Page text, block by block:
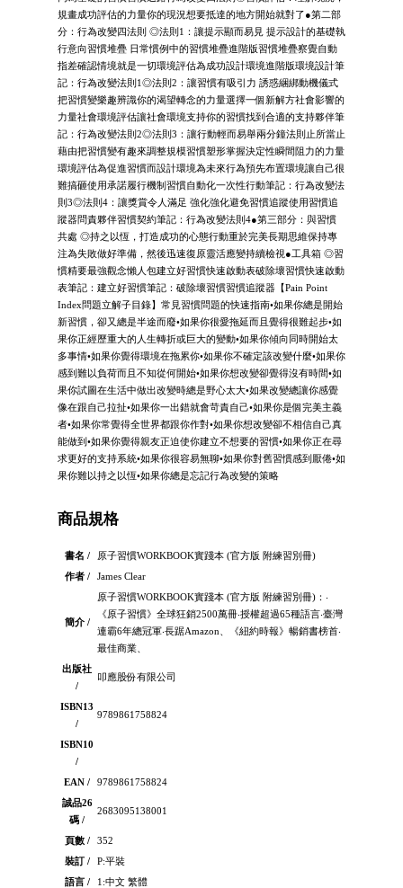
規畫成功評估的力量你的現況想要抵達的地方開始就對了●第二部
分：行為改變四法則 ◎法則1：讓提示顯而易見 提示設計的基礎執
行意向習慣堆疊 日常慣例中的習慣堆疊進階版習慣堆疊察覺自動
指差確認情境就是一切環境評估為成功設計環境進階版環境設計筆
記：行為改變法則1◎法則2：讓習慣有吸引力 誘惑綑綁動機儀式
把習慣變樂趣辨識你的渴望轉念的力量選擇一個新解方社會影響的
力量社會環境評估讓社會環境支持你的習慣找到合適的支持夥伴筆
記：行為改變法則2◎法則3：讓行動輕而易舉兩分鐘法則止所當止
藉由把習慣變有趣來調整規模習慣塑形掌握決定性瞬間阻力的力量
環境評估為促進習慣而設計環境為未來行為預先布置環境讓自己很
難搞砸使用承諾履行機制習慣自動化一次性行動筆記：行為改變法
則3◎法則4：讓獎賞令人滿足 強化強化避免習慣追蹤使用習慣追
蹤器問責夥伴習慣契約筆記：行為改變法則4●第三部分：與習慣
共處 ◎持之以恆，打造成功的心態行動重於完美長期思維保持專
注為失敗做好準備，然後迅速復原靈活應變持續檢視●工具箱 ◎習
慣精要最強觀念懶人包建立好習慣快速啟動表破除壞習慣快速啟動
表筆記：建立好習慣筆記：破除壞習慣習慣追蹤器【Pain Point
Index問題立解子目錄】常見習慣問題的快速指南•如果你總是開始
新習慣，卻又總是半途而廢•如果你很愛拖延而且覺得很難起步•如
果你正經歷重大的人生轉折或巨大的變動•如果你傾向同時開始太
多事情•如果你覺得環境在拖累你•如果你不確定該改變什麼•如果你
感到難以負荷而且不知從何開始•如果你想改變卻覺得沒有時間•如
果你試圖在生活中做出改變時總是野心太大•如果改變總讓你感覺
像在跟自己拉扯•如果你一出錯就會苛責自己•如果你是個完美主義
者•如果你常覺得全世界都跟你作對•如果你想改變卻不相信自己真
能做到•如果你覺得親友正迫使你建立不想要的習慣•如果你正在尋
求更好的支持系統•如果你很容易無聊•如果你對舊習慣感到厭倦•如
果你難以持之以恆•如果你總是忘記行為改變的策略
商品規格
書名 /
原子習慣WORKBOOK實踐本 (官方版 附練習別冊)
作者 /
James Clear
簡介 /
原子習慣WORKBOOK實踐本 (官方版 附練習別冊)：‧
《原子習慣》全球狂銷2500萬冊‧授權超過65種語言‧臺灣
連霸6年總冠軍‧長踞Amazon、《紐約時報》暢銷書榜首‧
最佳商業、
出版社
/
叩應股份有限公司
ISBN13
/
9789861758824
ISBN10
/
EAN /
9789861758824
誠品26
碼 /
2683095138001
頁數 /
352
裝訂 /
P:平裝
語言 /
1:中文 繁體